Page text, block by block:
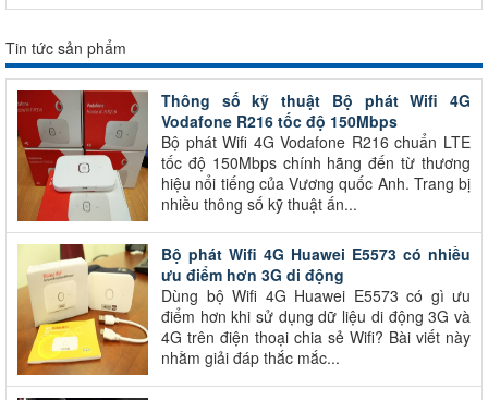
Tin tức sản phẩm
Thông số kỹ thuật Bộ phát Wifi 4G
Vodafone R216 tốc độ 150Mbps
Bộ phát Wifi 4G Vodafone R216 chuẩn LTE
tốc độ 150Mbps chính hãng đến từ thương
hiệu nổi tiếng của Vương quốc Anh. Trang bị
nhiều thông số kỹ thuật ấn...
Bộ phát Wifi 4G Huawei E5573 có nhiều
ưu điểm hơn 3G di động
Dùng bộ Wifi 4G Huawei E5573 có gì ưu
điểm hơn khi sử dụng dữ liệu di động 3G và
4G trên điện thoại chia sẻ Wifi? Bài viết này
nhằm giải đáp thắc mắc...